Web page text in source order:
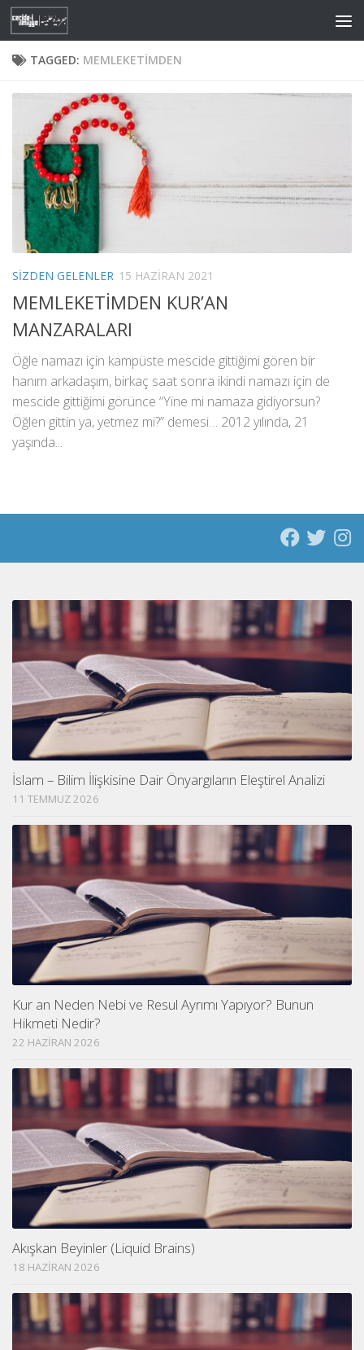
Skip to content
TAGGED: MEMLEKETIMDEN
SIZDEN GELENLER 15 HAZIRAN 2021
MEMLEKETİMDEN KUR’AN
MANZARALARI
Öğle namazı için kampüste mescide gittiğimi gören bir
hanım arkadaşım, birkaç saat sonra ikindi namazı için de
mescide gittiğimi görünce “Yine mi namaza gidiyorsun?
Öğlen gittin ya, yetmez mi?” demesi… 2012 yılında, 21
yaşında...
İslam – Bilim İlişkisine Dair Önyargıların Eleştirel Analizi
11 TEMMUZ 2026
Kur an Neden Nebi ve Resul Ayrımı Yapıyor? Bunun
Hikmeti Nedir?
22 HAZIRAN 2026
Akışkan Beyinler (Liquid Brains)
18 HAZIRAN 2026